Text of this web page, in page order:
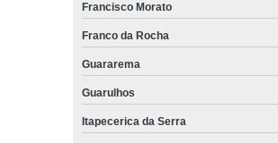
Francisco Morato
Franco da Rocha
Guararema
Guarulhos
Itapecerica da Serra